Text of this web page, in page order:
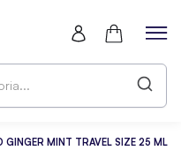
GINGER MINT TRAVEL SIZE 25 ML